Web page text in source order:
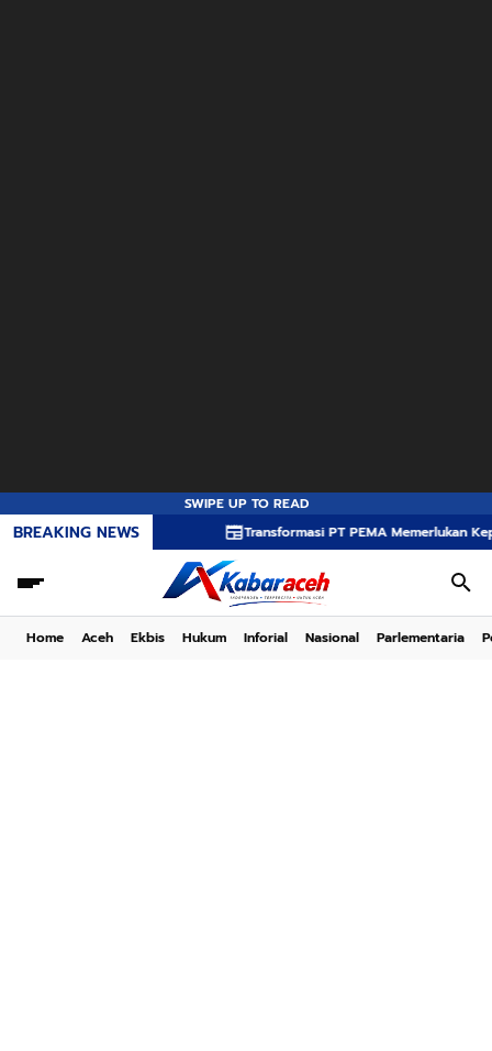
SWIPE UP TO READ
BREAKING NEWS Transformasi PT PEMA Memerlukan
Home Aceh Ekbis Hukum Inforial Nasional Parlementaria